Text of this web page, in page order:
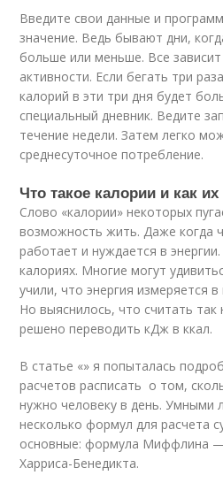
Введите свои данные и
значение. Ведь бывают дни,
больше или меньше. Все
активности. Если бегать три
калорий в эти три дня будет
специальный дневник. Ведите
течение недели. Затем легко
среднесуточное потребление.
Что такое калории и как их
Слово «калории» некоторых
возможность жить. Даже когда
работает и нуждается в
калориях. Многие могут
учили, что энергия измеряется
Но выяснилось, что считать
решено переводить кДж в ккал.
В статье «» я попыталась
расчетов расписать о том,
нужно человеку в день. Умными
несколько формул для расчета
основные: формула Миффлина
Харриса-Бенедикта.